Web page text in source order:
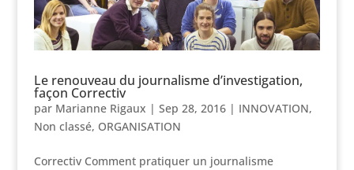
Le renouveau du journalisme d’investigation,
façon Correctiv
par Marianne Rigaux | Sep 28, 2016| INNOVATION,
Non classé, ORGANISATION
Correctiv Comment pratiquer un journalisme